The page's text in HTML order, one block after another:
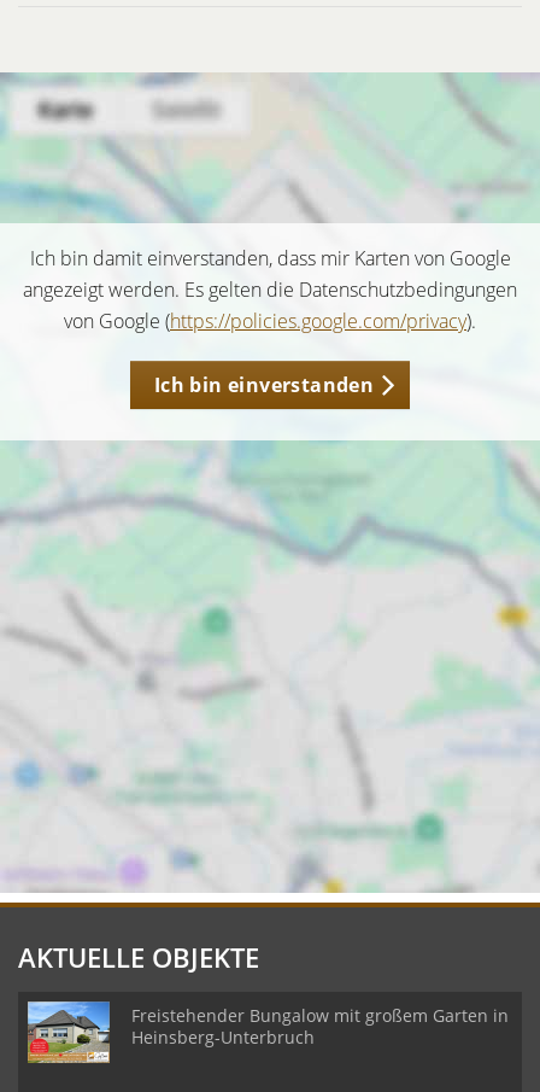
Ich bin damit einverstanden, dass mir Karten von Google
angezeigt werden. Es gelten die Datenschutzbedingungen
von Google (https://policies.google.com/privacy).
Ich bin einverstanden
AKTUELLE OBJEKTE
Freistehender Bungalow mit großem Garten in
Heinsberg-Unterbruch